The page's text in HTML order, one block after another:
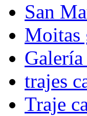
San
Moitas
trajes
Traje